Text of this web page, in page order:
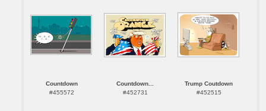
Countdown
#455572
Countdown...
#452731
Trump Coutdown
#452515